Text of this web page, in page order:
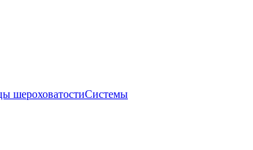
шероховатостиСистемы